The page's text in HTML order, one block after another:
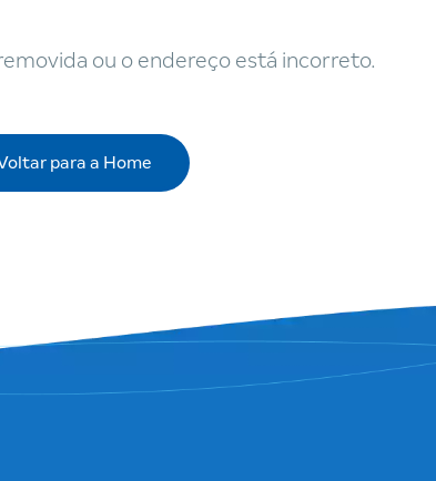
ou o endereço está incorreto.
para a Home